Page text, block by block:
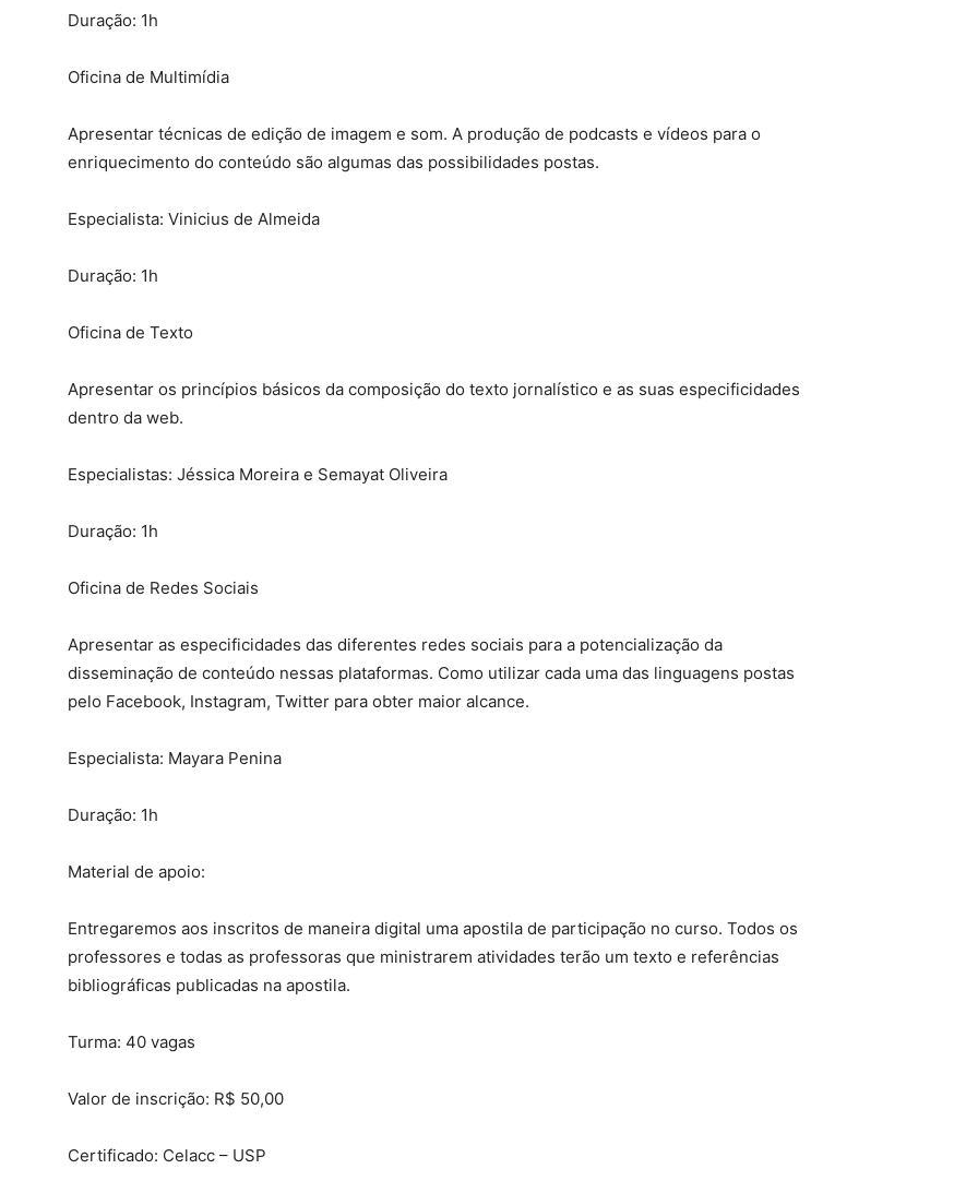
Duração: 1h
Oficina de Multimídia
Apresentar técnicas de edição de imagem e som. A produção de podcasts e vídeos para o
enriquecimento do conteúdo são algumas das possibilidades postas.
Especialista: Vinicius de Almeida
Duração: 1h
Oficina de Texto
Apresentar os princípios básicos da composição do texto jornalístico e as suas especificidades
dentro da web.
Especialistas: Jéssica Moreira e Semayat Oliveira
Duração: 1h
Oficina de Redes Sociais
Apresentar as especificidades das diferentes redes sociais para a potencialização da
disseminação de conteúdo nessas plataformas. Como utilizar cada uma das linguagens postas
pelo Facebook, Instagram, Twitter para obter maior alcance.
Especialista: Mayara Penina
Duração: 1h
Material de apoio:
Entregaremos aos inscritos de maneira digital uma apostila de participação no curso. Todos os
professores e todas as professoras que ministrarem atividades terão um texto e referências
bibliográficas publicadas na apostila.
Turma: 40 vagas
Valor de inscrição: R$ 50,00
Certificado: Celacc – USP